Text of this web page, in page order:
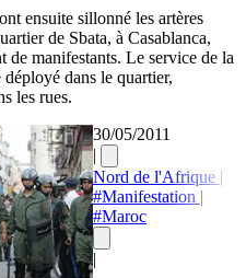
ensuite sillonné les artères
de Sbata, à Casablanca,
de manifestants. Le service de la
dans le quartier,
les rues.
30/05/2011
|
Nord de l'Afrique |
#Manifestation |
#Maroc
|